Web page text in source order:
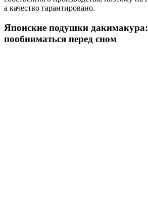
а качество гарантировано.
Японские подушки
пообниматься перед сном